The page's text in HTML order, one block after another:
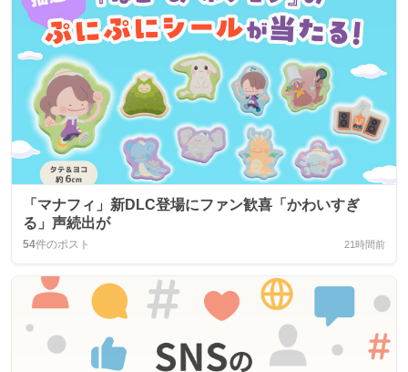
「マナフィ」新DLC登場にファン歓喜「かわいすぎ
る」声続出が
54件のポスト 21時間前